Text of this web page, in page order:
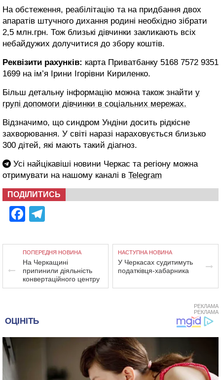
На обстеження, реабілітацію та на придбання двох
апаратів штучного дихання родині необхідно зібрати
2,5 млн.грн. Тож близькі дівчинки закликають всіх
небайдужих долучитися до збору коштів.
Реквізити рахунків: карта Приватбанку 5168 7572 9351
1699 на ім’я Ірини Ігорівни Кириленко.
Більш детальну інформацію можна також знайти у
групі допомоги дівчинки в соціальних мережах.
Відзначимо, що синдром Ундіни досить рідкісне
захворювання. У світі наразі нараховується близько
300 дітей, які мають такий діагноз.
Усі найцікавіші новини Черкас та регіону можна
отримувати на нашому каналі в Telegram
ПОДІЛИТИСЬ
Facebook
ПОПЕРЕДНЯ НОВИНА
На Черкащині
припинили діяльність
конвертаційного центру
НАСТУПНА НОВИНА
У Черкасах судитимуть
податківця-хабарника
РЕКЛАМА
РЕКЛАМА